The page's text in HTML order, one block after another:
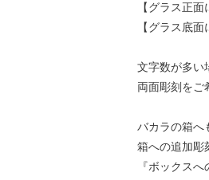
【グラス正
【グラス底
文字数が多い
両面彫刻をご
バカラの箱へ
箱への追加
『ボックス